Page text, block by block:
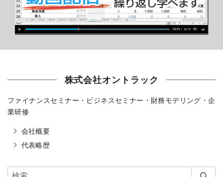
株式会社オントラック
ファイナンスセミナー・ビジネスセミナー・財務モデリング・企
業研修
会社概要
代表略歴